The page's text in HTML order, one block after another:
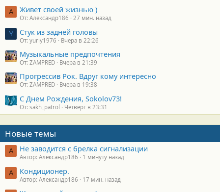
А Живет своей жизнью )
От: Александр186 27 мин. назад
Y Стук из задней головы
От: yuriy1976 Вчера в 22:26
Музыкальные предпочтения
От: ZAMPRED Вчера в 21:39
Прогрессив Рок. Вдруг кому интересно
От: ZAMPRED Вчера в 19:38
С Днем Рождения, Sokolov73!
От: sakh_patrol Четверг в 23:31
Новые темы
А Не заводится с брелка сигнализации
Автор: Александр186 1 минуту назад
А Кондиционер.
Автор: Александр186 17 мин. назад